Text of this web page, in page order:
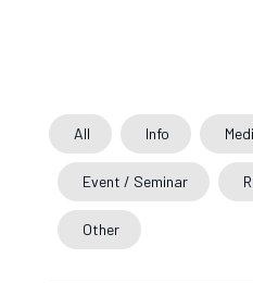
All Info
Event / Seminar
Other